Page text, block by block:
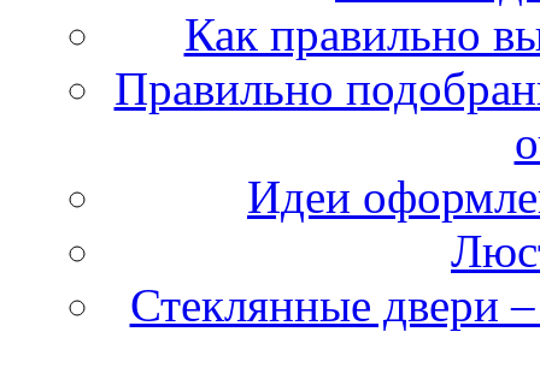
Как правильно
Правильно
Идеи
Стеклянные двери